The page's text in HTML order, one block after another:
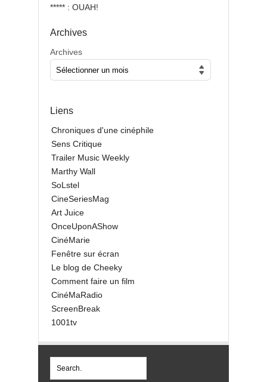
***** : OUAH!
Archives
Archives
Liens
Chroniques d'une cinéphile
Sens Critique
Trailer Music Weekly
Marthy Wall
SoLstel
CineSeriesMag
Art Juice
OnceUponAShow
CinéMarie
Fenêtre sur écran
Le blog de Cheeky
Comment faire un film
CinéMaRadio
ScreenBreak
1001tv